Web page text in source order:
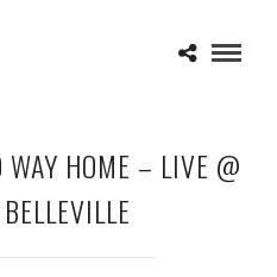
HOME – LIVE @